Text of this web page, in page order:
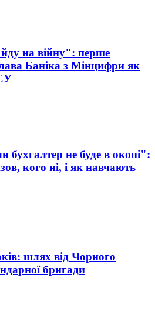
на війну": перше
Баніка з Мінцифри як
бухгалтер не буде в окопі":
кого ні, і як навчають
шлях від Чорного
бригади